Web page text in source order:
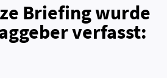
Briefing wurde
verfasst: